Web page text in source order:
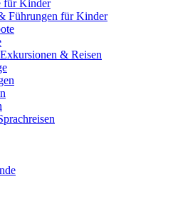
für Kinder
Führungen für Kinder
& Reisen